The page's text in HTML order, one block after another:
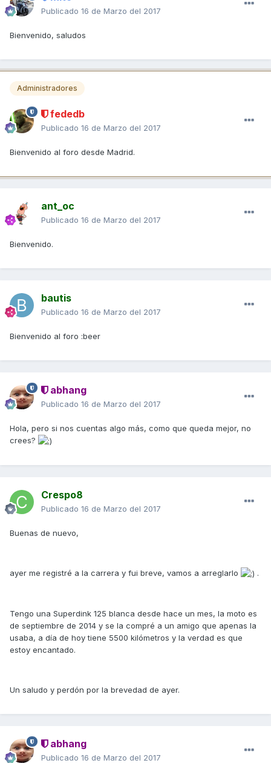
Publicado 16 de Marzo del 2017
Bienvenido, saludos
Administradores
fededb
Publicado 16 de Marzo del 2017
Bienvenido al foro desde Madrid.
ant_oc
Publicado 16 de Marzo del 2017
Bienvenido.
bautis
Publicado 16 de Marzo del 2017
Bienvenido al foro :beer
abhang
Publicado 16 de Marzo del 2017
Hola, pero si nos cuentas algo más, como que queda mejor, no
crees?
Crespo8
Publicado 16 de Marzo del 2017
Buenas de nuevo,
ayer me registré a la carrera y fui breve, vamos a arreglarlo .
Tengo una Superdink 125 blanca desde hace un mes, la moto es
de septiembre de 2014 y se la compré a un amigo que apenas la
usaba, a día de hoy tiene 5500 kilómetros y la verdad es que
estoy encantado.
Un saludo y perdón por la brevedad de ayer.
abhang
Publicado 16 de Marzo del 2017